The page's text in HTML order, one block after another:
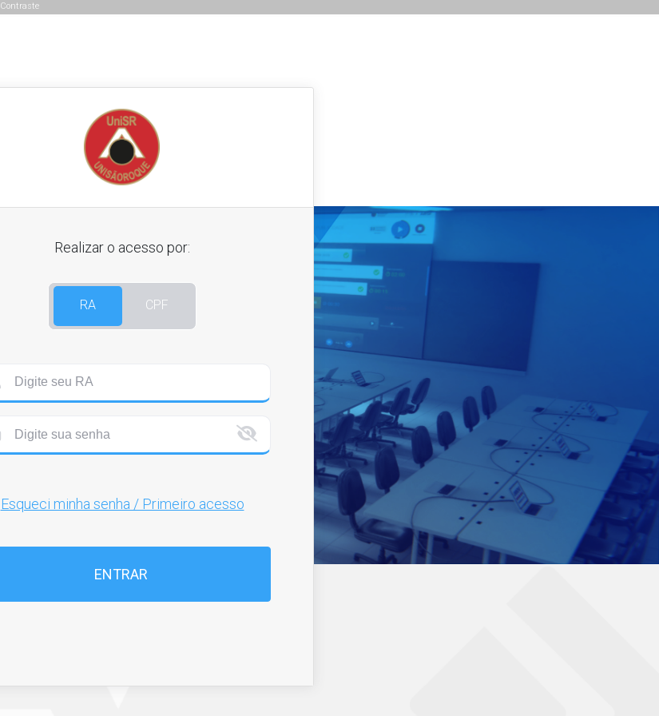
Realizar o acesso por:
RA CPF
Esqueci minha senha / Primeiro acesso
ENTRAR
Contraste